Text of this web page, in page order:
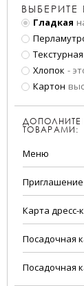
ВЫБЕРИТЕ
Гладкая
Текстурная
Хлопок -
Картон
ТОВАРАМИ:
Меню
Приглашение
Карта дресс-
Посадочная
Посадочная